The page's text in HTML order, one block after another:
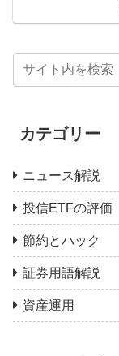
カテゴリー
ニュース解説
投信ETFの評価
節約とハック
証券用語解説
資産運用